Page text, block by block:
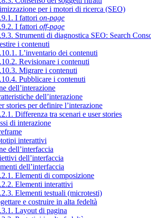
per i motori di ricerca (SEO)
I fattori on-page
I fattori off-page
Strumenti di diagnostica SEO: Search
i contenuti
L’inventario dei contenuti
Revisionare i contenuti
Migrare i contenuti
Pubblicare i contenuti
dell’interazione
dell’interazione
stories per definire l’interazione
Differenza tra scenari e user stories
di interazione
interattivi
dell’interfaccia
dell’interfaccia
dell’interfaccia
Elementi di composizione
Elementi interattivi
Elementi testuali (microtesti)
e costruire in alta fedeltà
Layout di pagina